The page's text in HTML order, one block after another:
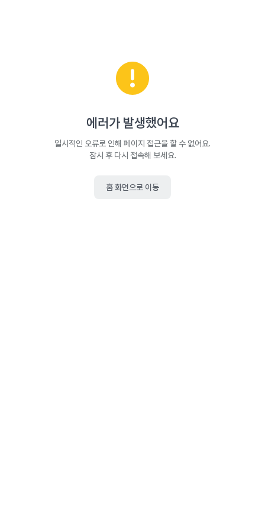
에러가 발생했어요
일시적인 오류로 인해 페이지 접근을 할 수 없어요.
잠시 후 다시 접속해 보세요.
홈 화면으로 이동